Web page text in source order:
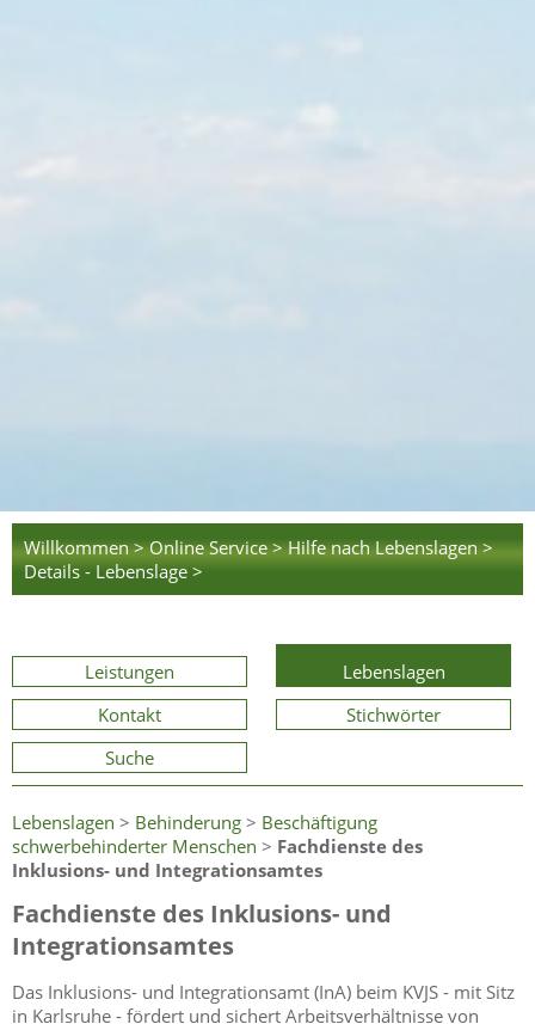
Willkommen > Online Service > Hilfe nach Lebenslagen >
Details - Lebenslage >
Leistungen
Lebenslagen
Kontakt
Stichwörter
Suche
Lebenslagen > Behinderung > Beschäftigung
schwerbehinderter Menschen > Fachdienste des
Inklusions- und Integrationsamtes
Fachdienste des Inklusions- und
Integrationsamtes
Das Inklusions- und Integrationsamt (InA) beim KVJS - mit Sitz
in Karlsruhe - fördert und sichert Arbeitsverhältnisse von